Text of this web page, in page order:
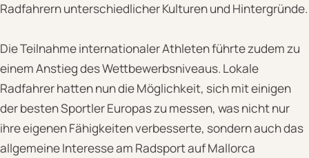
Radfahrern unterschiedlicher Kulturen und Hintergründe.
Die Teilnahme internationaler Athleten führte zudem zu
einem Anstieg des Wettbewerbsniveaus. Lokale
Radfahrer hatten nun die Möglichkeit, sich mit einigen
der besten Sportler Europas zu messen, was nicht nur
ihre eigenen Fähigkeiten verbesserte, sondern auch das
allgemeine Interesse am Radsport auf Mallorca